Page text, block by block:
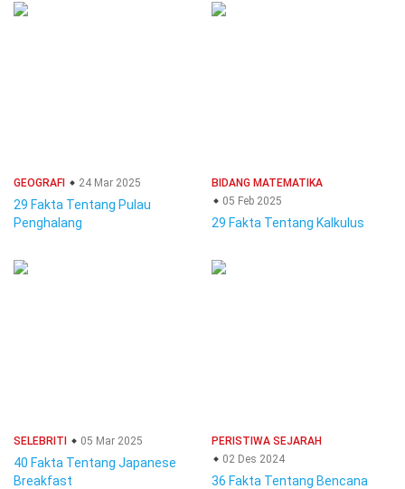
GEOGRAFI 24 Mar 2025
29 Fakta Tentang Pulau
Penghalang
BIDANG MATEMATIKA
05 Feb 2025
29 Fakta Tentang Kalkulus
SELEBRITI 05 Mar 2025
40 Fakta Tentang Japanese
Breakfast
PERISTIWA SEJARAH
02 Des 2024
36 Fakta Tentang Bencana